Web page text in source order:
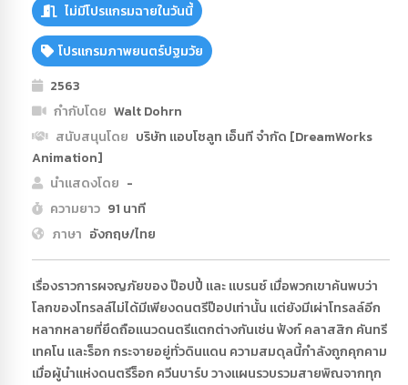
ไม่มีโปรแกรมฉายในวันนี้
โปรแกรมภาพยนตร์ปฐมวัย
2563
กำกับโดย Walt Dohrn
สนับสนุนโดย บริษัท แอบโซลูท เอ็นที จำกัด [DreamWorks
Animation]
นำแสดงโดย -
ความยาว 91 นาที
ภาษา อังกฤษ/ไทย
เรื่องราวการผจญภัยของ ป๊อปปี้ และ แบรนซ์ เมื่อพวกเขาค้นพบว่า
โลกของโทรลล์ไม่ได้มีเพียงดนตรีป๊อปเท่านั้น แต่ยังมีเผ่าโทรลล์อีก
หลากหลายที่ยึดถือแนวดนตรีแตกต่างกันเช่น ฟังก์ คลาสสิก คันทรี
เทคโน และร็อก กระจายอยู่ทั่วดินแดน ความสมดุลนี้กำลังถูกคุกคาม
เมื่อผู้นำแห่งดนตรีร็อก ควีนบาร์บ วางแผนรวบรวมสายพิณจากทุก